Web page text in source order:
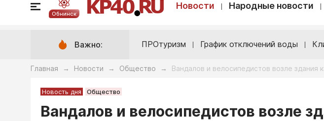
Обнинск
Новости Народные новости
Важно: ПРОтуризм График отключений воды
Главная → Новости → Общество → Вандалов и велосипедистов возле
Новость дня Общество
Вандалов и велосипедистов возле